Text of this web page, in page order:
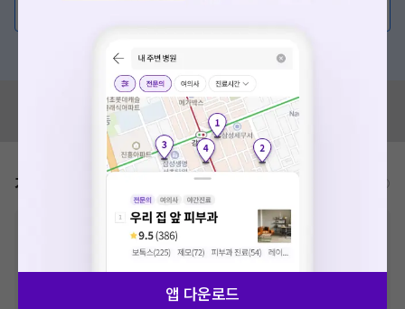
혹시 잘못된 병원정보가 있나요?
모두닥 팀에 알려주세요!
가격표
추가비용 등으로 실제 가격과 상이할 수 있으니, 정확
한 가격은 해당 의료기관에 직접 문의해주세요.
건강보험심사평가원에 고지되어 있는 급여 진료 기준 가
격입니다. (진료와 연관된 복합적인 비용이 추가되어, 병원마다 금액이 다르게
산정될 수 있는 점 참고 바랍니다.)앱 다운로드